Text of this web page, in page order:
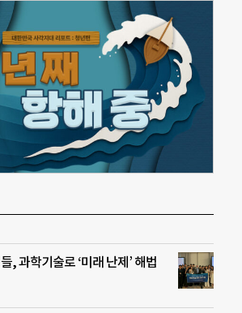
, 과학기술로 ‘미래 난제’ 해법